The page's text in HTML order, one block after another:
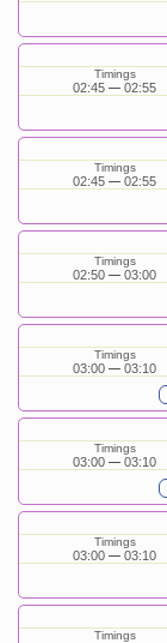
Timings
02:45 02:55
Timings
02:45 02:55
Timings
02:50 03:00
Timings
03:00 03:10
Timings
03:00 03:10
Timings
03:00 03:10
Timings